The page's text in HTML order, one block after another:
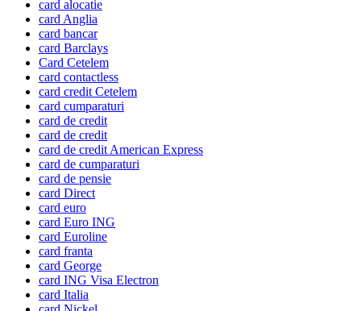
card alocatie
card Anglia
card bancar
card Barclays
Card Cetelem
card contactless
card credit Cetelem
card cumparaturi
card de credit
card de credit
card de credit American Express
card de cumparaturi
card de pensie
card Direct
card euro
card Euro ING
card Euroline
card franta
card George
card ING Visa Electron
card Italia